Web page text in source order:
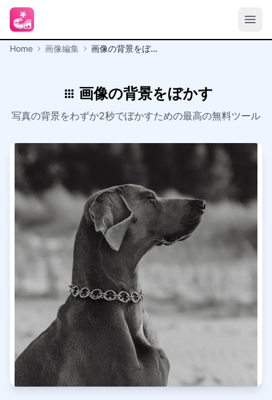
Home 画像編集 画像の背景をぼかす
画像の背景をぼかす
写真の背景をわずか2秒でぼかすための最高の無料ツール